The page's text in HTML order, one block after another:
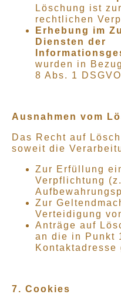
Löschung ist
rechtlichen
Erhebung im
Diensten der
wurden in
8 Abs. 1
Ausnahmen vom
Das Recht auf
soweit die
Zur Erfüllung
Verpflichtung
Zur
Verteidigung
Anträge auf
an die in Punkt
7. Cookies